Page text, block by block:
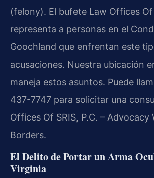
(felony). El bufete Law Offices Of
representa a personas en el
Goochland que enfrentan este
acusaciones. Nuestra ubicación
maneja estos asuntos. Puede
437-7747 para solicitar una
Offices Of SRIS, P.C. – Advocacy
Borders.
El Delito de Portar un Arma
Virginia